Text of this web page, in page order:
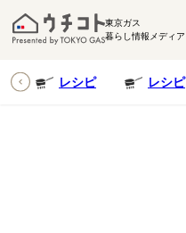
東京ガス
暮らし情報メディア
レシピ レシピ